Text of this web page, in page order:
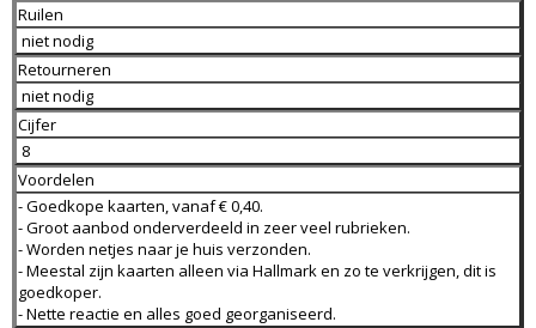
Ruilen
niet nodig
Retourneren
niet nodig
Cijfer
8
Voordelen
- Goedkope kaarten, vanaf € 0,40.
- Groot aanbod onderverdeeld in zeer veel rubrieken.
- Worden netjes naar je huis verzonden.
- Meestal zijn kaarten alleen via Hallmark en zo te verkrijgen, dit is
goedkoper.
- Nette reactie en alles goed georganiseerd.